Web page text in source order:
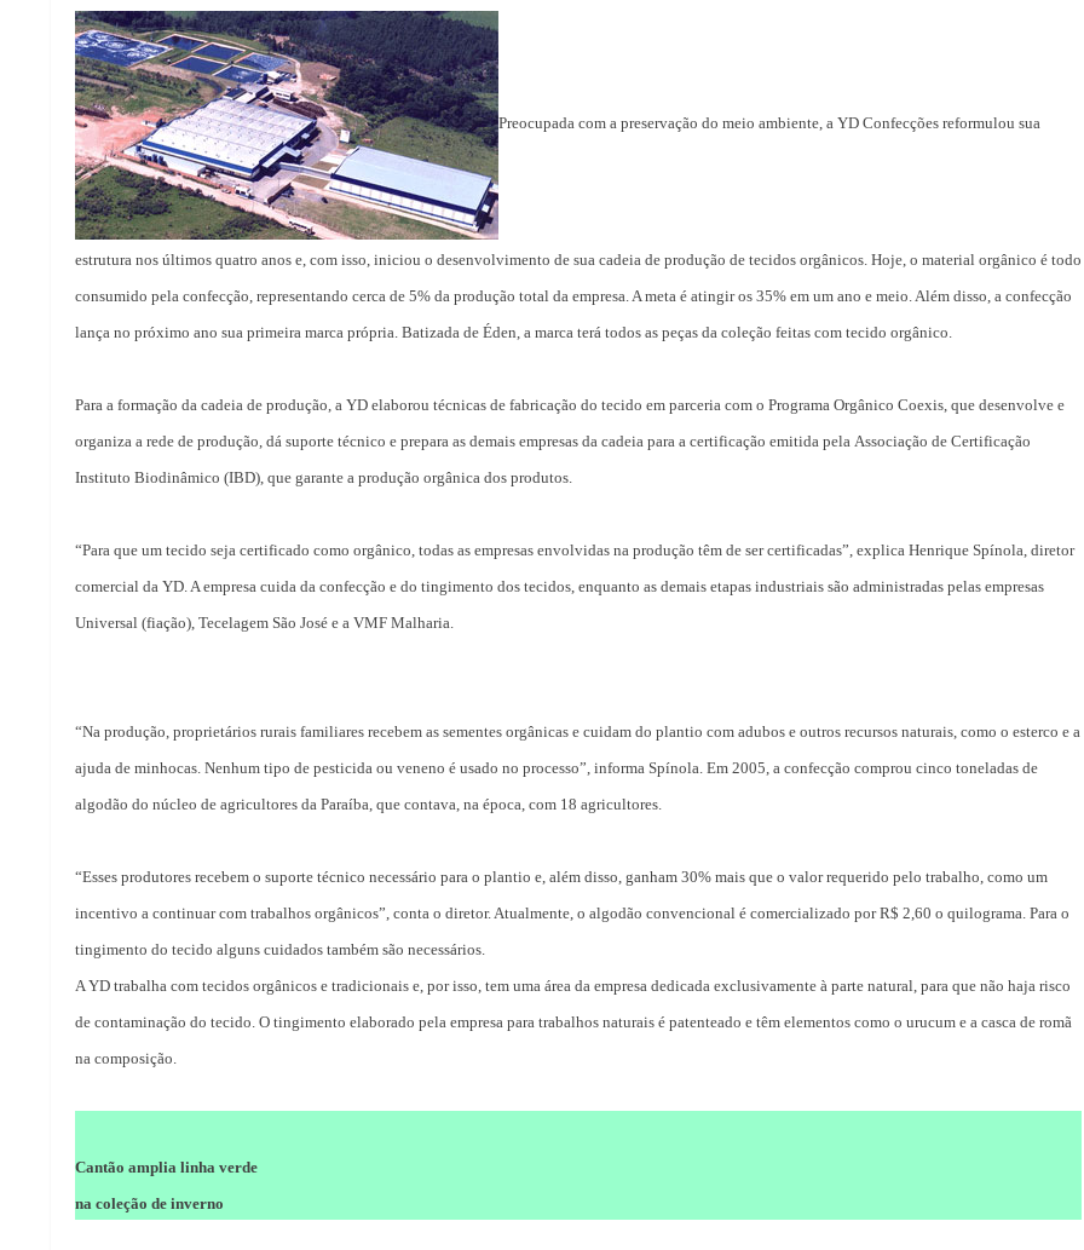
Preocupada com a preservação do meio ambiente, a YD Confecções reformulou sua
estrutura nos últimos quatro anos e, com isso, iniciou o desenvolvimento de sua cadeia de produção de tecidos orgânicos. Hoje, o material orgânico é todo
consumido pela confecção, representando cerca de 5% da produção total da empresa. A meta é atingir os 35% em um ano e meio. Além disso, a confecção
lança no próximo ano sua primeira marca própria. Batizada de Éden, a marca terá todos as peças da coleção feitas com tecido orgânico.
Para a formação da cadeia de produção, a YD elaborou técnicas de fabricação do tecido em parceria com o Programa Orgânico Coexis, que desenvolve e
organiza a rede de produção, dá suporte técnico e prepara as demais empresas da cadeia para a certificação emitida pela Associação de Certificação
Instituto Biodinâmico (IBD), que garante a produção orgânica dos produtos.
“Para que um tecido seja certificado como orgânico, todas as empresas envolvidas na produção têm de ser certificadas”, explica Henrique Spínola, diretor
comercial da YD. A empresa cuida da confecção e do tingimento dos tecidos, enquanto as demais etapas industriais são administradas pelas empresas
Universal (fiação), Tecelagem São José e a VMF Malharia.
“Na produção, proprietários rurais familiares recebem as sementes orgânicas e cuidam do plantio com adubos e outros recursos naturais, como o esterco e a
ajuda de minhocas. Nenhum tipo de pesticida ou veneno é usado no processo”, informa Spínola. Em 2005, a confecção comprou cinco toneladas de
algodão do núcleo de agricultores da Paraíba, que contava, na época, com 18 agricultores.
“Esses produtores recebem o suporte técnico necessário para o plantio e, além disso, ganham 30% mais que o valor requerido pelo trabalho, como um
incentivo a continuar com trabalhos orgânicos”, conta o diretor. Atualmente, o algodão convencional é comercializado por R$ 2,60 o quilograma. Para o
tingimento do tecido alguns cuidados também são necessários.
A YD trabalha com tecidos orgânicos e tradicionais e, por isso, tem uma área da empresa dedicada exclusivamente à parte natural, para que não haja risco
de contaminação do tecido. O tingimento elaborado pela empresa para trabalhos naturais é patenteado e têm elementos como o urucum e a casca de romã
na composição.
Cantão amplia linha verde
na coleção de inverno
Radiant Earth será a cor do
Radar GBLjeans 24 de março de 2026